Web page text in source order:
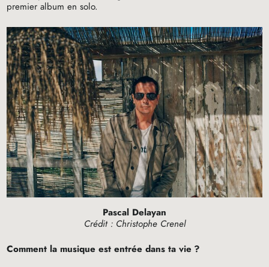
premier album en solo.
Pascal Delayan
Crédit : Christophe Crenel
Comment la musique est entrée dans ta vie ?